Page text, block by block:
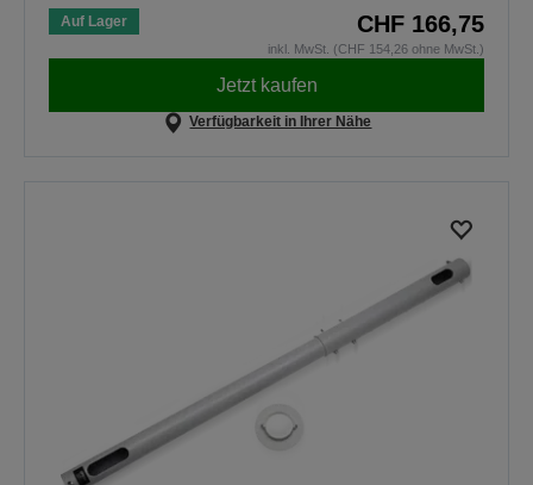
Auf Lager CHF 166,75
inkl. MwSt. (CHF 154,26 ohne MwSt.)
Jetzt kaufen
Verfügbarkeit in Ihrer Nähe